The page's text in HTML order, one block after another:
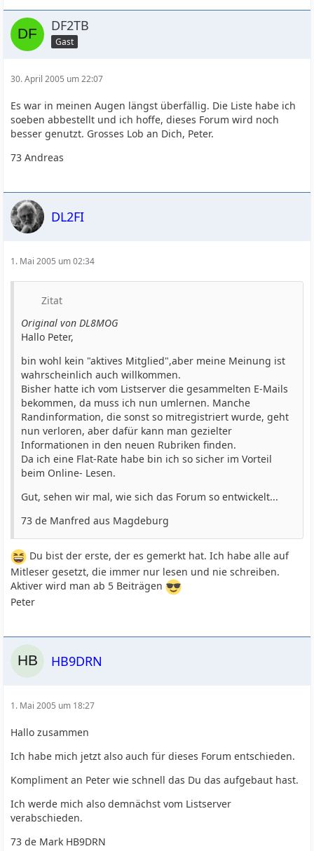
DF2TB
Gast
30. April 2005 um 22:07
Es war in meinen Augen längst überfällig. Die Liste habe ich
soeben abbestellt und ich hoffe, dieses Forum wird noch
besser genutzt. Grosses Lob an Dich, Peter.
73 Andreas
DL2FI
1. Mai 2005 um 02:34
Zitat
Original von DL8MOG
Hallo Peter,
bin wohl kein "aktives Mitglied",aber meine Meinung ist
wahrscheinlich auch willkommen.
Bisher hatte ich vom Listserver die gesammelten E-Mails
bekommen, da muss ich nun umlernen. Manche
Randinformation, die sonst so mitregistriert wurde, geht
nun verloren, aber dafür kann man gezielter
Informationen in den neuen Rubriken finden.
Da ich eine Flat-Rate habe bin ich so sicher im Vorteil
beim Online- Lesen.
Gut, sehen wir mal, wie sich das Forum so entwickelt...
73 de Manfred aus Magdeburg
Du bist der erste, der es gemerkt hat. Ich habe alle auf
Mitleser gesetzt, die immer nur lesen und nie schreiben.
Aktiver wird man ab 5 Beiträgen
Peter
HB9DRN
1. Mai 2005 um 18:27
Hallo zusammen
Ich habe mich jetzt also auch für dieses Forum entschieden.
Kompliment an Peter wie schnell das Du das aufgebaut hast.
Ich werde mich also demnächst vom Listserver
verabschieden.
73 de Mark HB9DRN